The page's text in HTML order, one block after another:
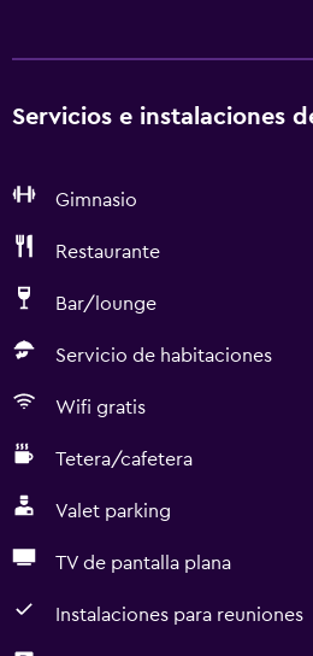
Servicios e instalaciones
Gimnasio
Restaurante
Bar/lounge
Servicio de habitaciones
Wifi gratis
Tetera/cafetera
Valet parking
TV de pantalla plana
Instalaciones para reuniones